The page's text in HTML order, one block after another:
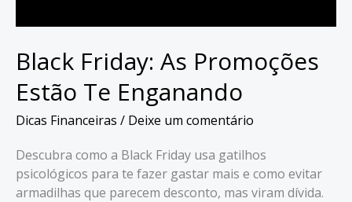
Black Friday: As Promoções
Estão Te Enganando
Dicas Financeiras / Deixe um comentário
Descubra como a Black Friday usa gatilhos
psicológicos para te fazer gastar mais e como evitar
armadilhas que parecem desconto, mas viram dívida.